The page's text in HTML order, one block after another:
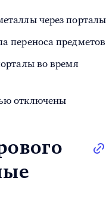
через порталы
переноса предметов
во время
отключены